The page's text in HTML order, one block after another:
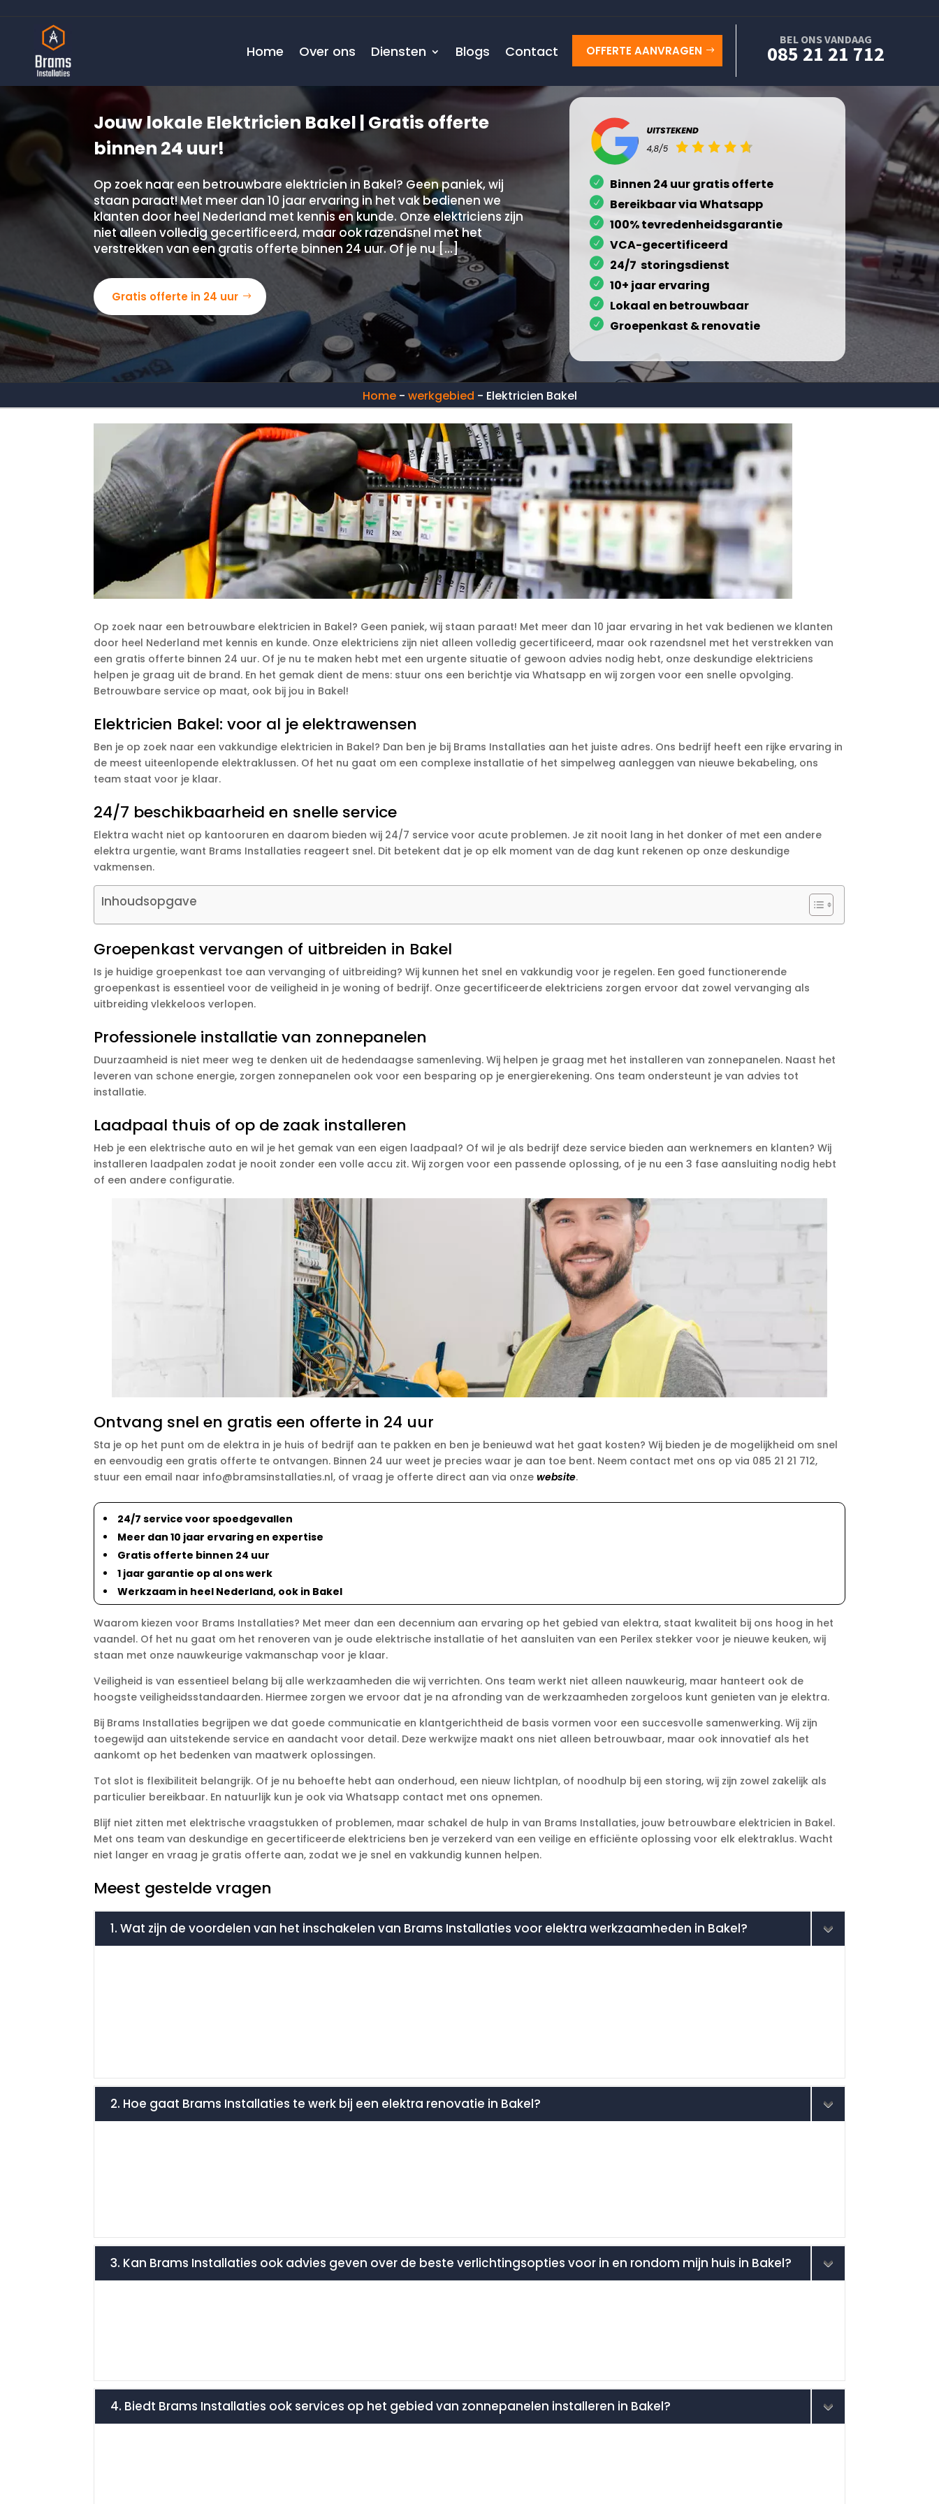
Home Over ons Diensten Blogs Contact OFFERTE AANVRAGEN
BEL ONS VANDAAG
085 21 21 712
Jouw lokale Elektricien Bakel | Gratis offerte
binnen 24 uur!
Op zoek naar een betrouwbare elektricien in Bakel? Geen paniek, wij
staan paraat! Met meer dan 10 jaar ervaring in het vak bedienen we
klanten door heel Nederland met kennis en kunde. Onze elektriciens zijn
niet alleen volledig gecertificeerd, maar ook razendsnel met het
verstrekken van een gratis offerte binnen 24 uur. Of je nu […]
Gratis offerte in 24 uur
Binnen 24 uur gratis offerte
Bereikbaar via Whatsapp
100% tevredenheidsgarantie
VCA-gecertificeerd
24/7 storingsdienst
10+ jaar ervaring
Lokaal en betrouwbaar
Groepenkast & renovatie
Home- werkgebied - Elektricien Bakel
Op zoek naar een betrouwbare elektricien in Bakel? Geen paniek, wij staan paraat! Met meer dan 10 jaar ervaring in het vak bedienen we klanten
door heel Nederland met kennis en kunde. Onze elektriciens zijn niet alleen volledig gecertificeerd, maar ook razendsnel met het verstrekken van
een gratis offerte binnen 24 uur. Of je nu te maken hebt met een urgente situatie of gewoon advies nodig hebt, onze deskundige elektriciens
helpen je graag uit de brand. En het gemak dient de mens: stuur ons een berichtje via Whatsapp en wij zorgen voor een snelle opvolging.
Betrouwbare service op maat, ook bij jou in Bakel!
Elektricien Bakel: voor al je elektrawensen
Ben je op zoek naar een vakkundige elektricien in Bakel? Dan ben je bij Brams Installaties aan het juiste adres. Ons bedrijf heeft een rijke ervaring in
de meest uiteenlopende elektraklussen. Of het nu gaat om een complexe installatie of het simpelweg aanleggen van nieuwe bekabeling, ons
team staat voor je klaar.
24/7 beschikbaarheid en snelle service
Elektra wacht niet op kantooruren en daarom bieden wij 24/7 service voor acute problemen. Je zit nooit lang in het donker of met een andere
elektra urgentie, want Brams Installaties reageert snel. Dit betekent dat je op elk moment van de dag kunt rekenen op onze deskundige
vakmensen.
Inhoudsopgave
Groepenkast vervangen of uitbreiden in Bakel
Is je huidige groepenkast toe aan vervanging of uitbreiding? Wij kunnen het snel en vakkundig voor je regelen. Een goed functionerende
groepenkast is essentieel voor de veiligheid in je woning of bedrijf. Onze gecertificeerde elektriciens zorgen ervoor dat zowel vervanging als
uitbreiding vlekkeloos verlopen.
Professionele installatie van zonnepanelen
Duurzaamheid is niet meer weg te denken uit de hedendaagse samenleving. Wij helpen je graag met het installeren van zonnepanelen. Naast het
leveren van schone energie, zorgen zonnepanelen ook voor een besparing op je energierekening. Ons team ondersteunt je van advies tot
installatie.
Laadpaal thuis of op de zaak installeren
Heb je een elektrische auto en wil je het gemak van een eigen laadpaal? Of wil je als bedrijf deze service bieden aan werknemers en klanten? Wij
installeren laadpalen zodat je nooit zonder een volle accu zit. Wij zorgen voor een passende oplossing, of je nu een 3 fase aansluiting nodig hebt
of een andere configuratie.
Ontvang snel en gratis een offerte in 24 uur
Sta je op het punt om de elektra in je huis of bedrijf aan te pakken en ben je benieuwd wat het gaat kosten? Wij bieden je de mogelijkheid om snel
en eenvoudig een gratis offerte te ontvangen. Binnen 24 uur weet je precies waar je aan toe bent. Neem contact met ons op via 085 21 21 712,
stuur een email naar info@bramsinstallaties.nl, of vraag je offerte direct aan via onzewebsite.
24/7 service voor spoedgevallen
Meer dan 10 jaar ervaring en expertise
Gratis offerte binnen 24 uur
1 jaar garantie op al ons werk
Werkzaam in heel Nederland, ook in Bakel
Waarom kiezen voor Brams Installaties? Met meer dan een decennium aan ervaring op het gebied van elektra, staat kwaliteit bij ons hoog in het
vaandel. Of het nu gaat om het renoveren van je oude elektrische installatie of het aansluiten van een Perilex stekker voor je nieuwe keuken, wij
staan met onze nauwkeurige vakmanschap voor je klaar.
Veiligheid is van essentieel belang bij alle werkzaamheden die wij verrichten. Ons team werkt niet alleen nauwkeurig, maar hanteert ook de
hoogste veiligheidsstandaarden. Hiermee zorgen we ervoor dat je na afronding van de werkzaamheden zorgeloos kunt genieten van je elektra.
Bij Brams Installaties begrijpen we dat goede communicatie en klantgerichtheid de basis vormen voor een succesvolle samenwerking. Wij zijn
toegewijd aan uitstekende service en aandacht voor detail. Deze werkwijze maakt ons niet alleen betrouwbaar, maar ook innovatief als het
aankomt op het bedenken van maatwerk oplossingen.
Tot slot is flexibiliteit belangrijk. Of je nu behoefte hebt aan onderhoud, een nieuw lichtplan, of noodhulp bij een storing, wij zijn zowel zakelijk als
particulier bereikbaar. En natuurlijk kun je ook via Whatsapp contact met ons opnemen.
Blijf niet zitten met elektrische vraagstukken of problemen, maar schakel de hulp in van Brams Installaties, jouw betrouwbare elektricien in Bakel.
Met ons team van deskundige en gecertificeerde elektriciens ben je verzekerd van een veilige en efficiënte oplossing voor elk elektraklus. Wacht
niet langer en vraag je gratis offerte aan, zodat we je snel en vakkundig kunnen helpen.
Meest gestelde vragen
1. Wat zijn de voordelen van het inschakelen van Brams Installaties voor elektra werkzaamheden in Bakel?
2. Hoe gaat Brams Installaties te werk bij een elektra renovatie in Bakel?
3. Kan Brams Installaties ook advies geven over de beste verlichtingsopties voor in en rondom mijn huis in Bakel?
4. Biedt Brams Installaties ook services op het gebied van zonnepanelen installeren in Bakel?